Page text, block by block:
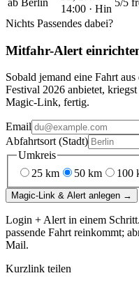
14:00 · Hin
Nichts Passendes dabei?
Mitfahr-Alert
Sobald jemand eine Fahrt
Festival 2026 anbietet,
Magic-Link, fertig.
Email
Abfahrtsort (Stadt)
Umkreis
25 km 50 km 100
Magic-Link & Alert anlegen →
Login + Alert in einem
passende Fahrt reinkommt;
Mail.
Kurzlink teilen